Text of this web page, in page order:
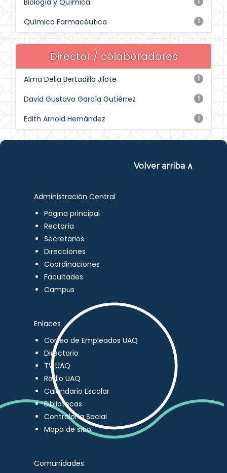
Biología y Química
1
Química Farmacéutica
Director / colaboradores
1
Alma Delia Bertadillo Jilote
1
David Gustavo García Gutiérrez
1
Edith Arnold Hernández
Volver arriba ∧
Administración Central
Página principal
Rectoría
Secretarios
Direcciones
Coordinaciones
Facultades
Campus
Enlaces
Correo de Empleados UAQ
Directorio
TV UAQ
Radio UAQ
Calendario Escolar
Bibliotecas
Contraloría Social
Mapa de sitio
Comunidades